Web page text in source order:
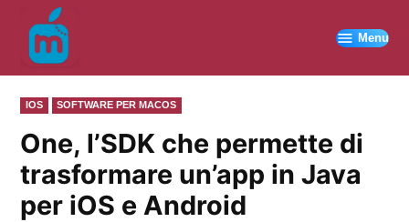
contenuto
Menu
PUBBLICATO
IN
IOS SOFTWARE PER MACOS
One, l’SDK che permette di
trasformare un’app in Java
per iOS e Android